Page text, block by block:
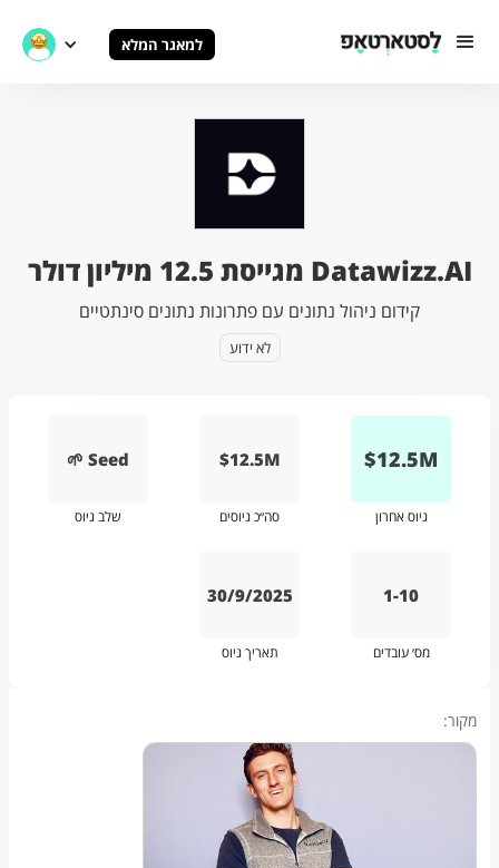
למאגר המלא
Datawizz.AI מגייסת 12.5 מיליון דולר
קידום ניהול נתונים עם פתרונות נתונים סינתטיים
לא ידוע
M
12.5
$
גיוס אחרון
$12.5M
סה״כ גיוסים
🌱 Seed
שלב גיוס
1-10
מס׳ עובדים
30/9/2025
תאריך גיוס
מקור: